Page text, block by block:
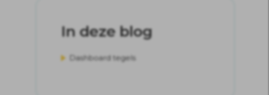
In deze blog
Dashboard tegels